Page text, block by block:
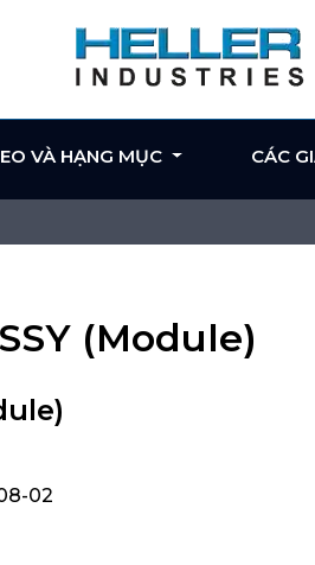
(Module)
02
VÀ HẠNG MỤC CÁC